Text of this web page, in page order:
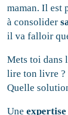
maman. Il est
à consolider
il va falloir
Mets toi dans
lire ton livre ?
Quelle
Uneexpertise